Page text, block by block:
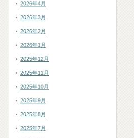
2026年4月
2026年3月
2026年2月
2026年1月
2025年12月
2025年11月
2025年10月
2025年9月
2025年8月
2025年7月